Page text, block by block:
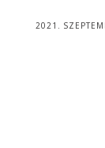
2021.